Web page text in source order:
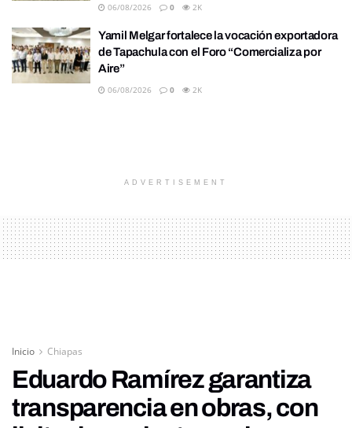
06/08/2026 0 2K
Yamil Melgar fortalece la vocación exportadora
de Tapachula con el Foro “Comercializa por
Aire”
06/08/2026 0 2K
ADVERTISEMENT
Inicio Chiapas
Eduardo Ramírez garantiza
transparencia en obras, con